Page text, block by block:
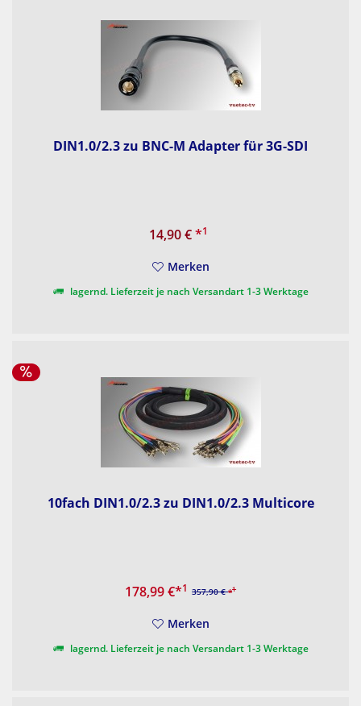
DIN1.0/2.3 zu BNC-M Adapter für 3G-SDI
14,90 €*1
Merken
lagernd. Lieferzeit je nach Versandart 1-3 Werktage
10fach DIN1.0/2.3 zu DIN1.0/2.3 Multicore
357,90 €*1
178,99 €*1
Merken
lagernd. Lieferzeit je nach Versandart 1-3 Werktage